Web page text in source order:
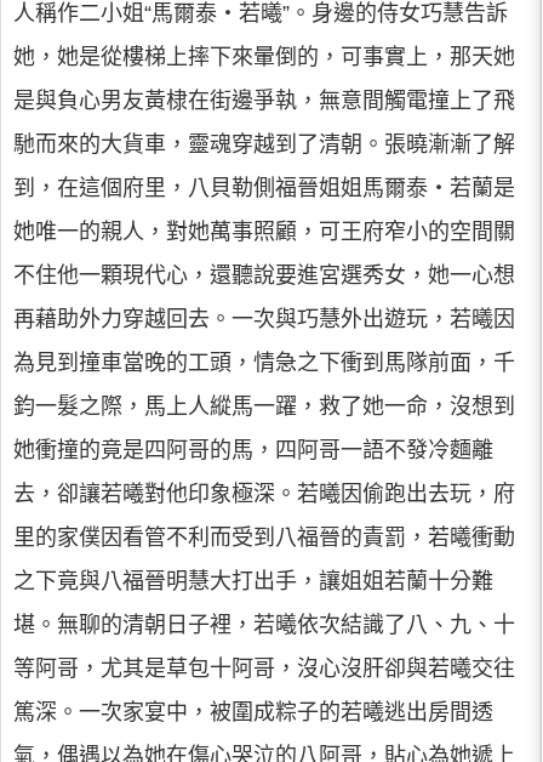
人稱作二小姐“馬爾泰・若曦”。身邊的侍女巧慧告訴
她，她是從樓梯上摔下來暈倒的，可事實上，那天她
是與負心男友黃棣在街邊爭執，無意間觸電撞上了飛
馳而來的大貨車，靈魂穿越到了清朝。張曉漸漸了解
到，在這個府里，八貝勒側福晉姐姐馬爾泰・若蘭是
她唯一的親人，對她萬事照顧，可王府窄小的空間關
不住他一顆現代心，還聽說要進宮選秀女，她一心想
再藉助外力穿越回去。一次與巧慧外出遊玩，若曦因
為見到撞車當晚的工頭，情急之下衝到馬隊前面，千
鈞一髮之際，馬上人縱馬一躍，救了她一命，沒想到
她衝撞的竟是四阿哥的馬，四阿哥一語不發冷麵離
去，卻讓若曦對他印象極深。若曦因偷跑出去玩，府
里的家僕因看管不利而受到八福晉的責罰，若曦衝動
之下竟與八福晉明慧大打出手，讓姐姐若蘭十分難
堪。無聊的清朝日子裡，若曦依次結識了八、九、十
等阿哥，尤其是草包十阿哥，沒心沒肝卻與若曦交往
篤深。一次家宴中，被圍成粽子的若曦逃出房間透
氣，偶遇以為她在傷心哭泣的八阿哥，貼心為她遞上